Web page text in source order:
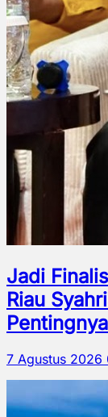
Jadi
Riau
7 Agustus 2026